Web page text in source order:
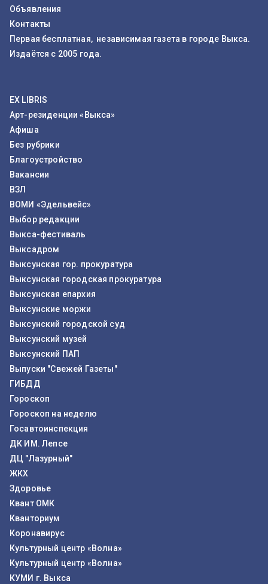
Объявления
Контакты
Первая бесплатная, независимая газета в городе Выкса.
Издаётся с 2005 года.
EX LIBRIS
Арт-резиденции «Выкса»
Афиша
Без рубрики
Благоустройство
Вакансии
ВЗЛ
ВОМИ «Эдельвейс»
Выбор редакции
Выкса-фестиваль
Выксадром
Выксунская гор. прокуратура
Выксунская городская прокуратура
Выксунская епархия
Выксунские моржи
Выксунский городской суд
Выксунский музей
Выксунский ПАП
Выпуски "Свежей Газеты"
ГИБДД
Гороскоп
Гороскоп на неделю
Госавтоинспекция
ДК ИМ. Лепсе
ДЦ "Лазурный"
ЖКХ
Здоровье
Квант ОМК
Кванториум
Коронавирус
Культурный центр «Волна»
Культурный центр «Волна»
КУМИ г. Выкса